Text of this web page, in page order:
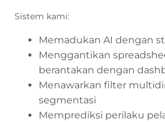
Sistem kami:
Memadukan AI dengan
Menggantikan
berantakan dengan
Menawarkan filter
segmentasi
Memprediksi perilaku